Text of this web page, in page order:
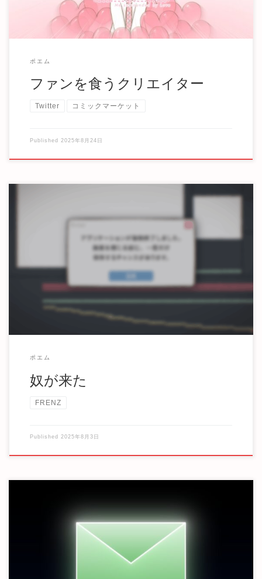
ポエム
ファンを食うクリエイター
Twitter コミックマーケット
Published 2025年8月24日
ついに魔物がやってきた 俺達を喰らいにやってきた こんな
気持ちで居ると知ってか 俺達を脅かしにやって […]
ポエム
奴が来た
FRENZ
Published 2025年8月3日
飽きたって何ですか？ 飽きるほど何かを成し遂げたんです
か？ 大好きな作品があって、頑張っても全然近付 […]